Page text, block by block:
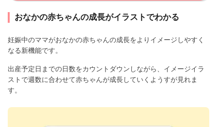
おなかの赤ちゃんの成長がイラストでわかる
妊娠中のママがおなかの赤ちゃんの成長をよりイメージしやすく
なる新機能です。
出産予定日までの日数をカウントダウンしながら、イメージイラ
ストで週数に合わせて赤ちゃんが成長していくようすが見れま
す。